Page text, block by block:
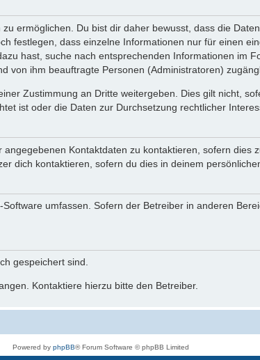
ermöglichen. Du bist dir daher bewusst, dass die
festlegen, dass einzelne Informationen nur für einen
hast, suche nach entsprechenden Informationen im
von ihm beauftragte Personen (Administratoren)
Zustimmung an Dritte weitergeben. Dies gilt nicht,
ist oder die Daten zur Durchsetzung rechtlicher
Kontaktdaten zu kontaktieren, sofern dies
dich kontaktieren, sofern du dies in deinem
umfassen. Sofern der Betreiber in anderen
gespeichert sind.
Kontaktiere hierzu bitte den Betreiber.
Powered by phpBB® Forum Software © phpBB Limited